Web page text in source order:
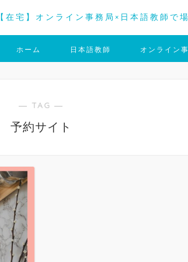
【在宅】オンライン事務局×日本語教師で
ホーム 日本語教師 オンライン
― TAG ―
予約サイト